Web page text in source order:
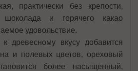
практически без крепости,
шоколада и горячего какао
удовольствие.
древесному вкусу добавится
и полевых цветов, ореховый
более насыщенный,